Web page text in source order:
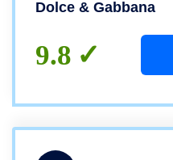
Dolce & Gabbana
9.8